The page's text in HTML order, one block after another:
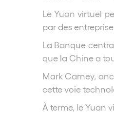
Le Yuan virtuel
par des
La Banque
que la Chine a
Mark Carney,
cette voie
À terme, le Yuan